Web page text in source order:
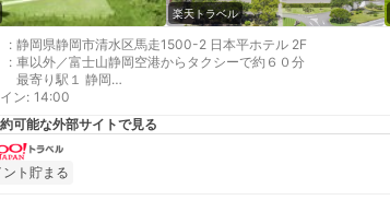
楽天トラベル
:
静岡県静岡市清水区馬走1500-2 日本平ホテル 2F
: 車以外／富士山静岡空港からタクシーで約６０分
最寄り駅１ 静岡
最寄り駅２ 東静岡
最寄り駅３ 清水
ン: 14:00
可能な外部サイトで見る
ント貯まる